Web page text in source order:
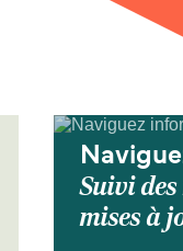
Suivi
mises à